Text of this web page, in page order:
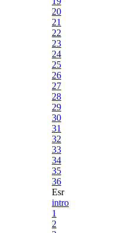
20
21
22
23
24
25
26
27
28
29
30
31
32
33
34
35
36
Esr
intro
1
2